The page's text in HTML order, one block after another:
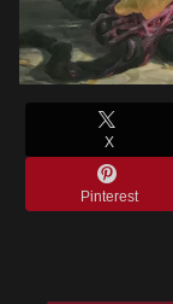
X
Pinterest